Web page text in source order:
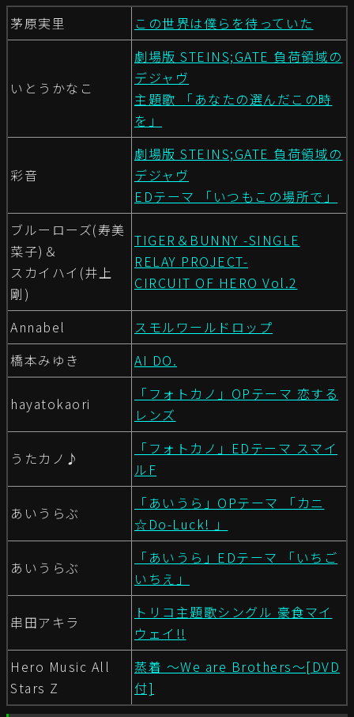
茅原実里 この世界は僕らを待っていた
いとうかなこ
劇場版 STEINS;GATE 負荷領域の
デジャヴ
主題歌 「あなたの選んだこの時
を」
彩音
劇場版 STEINS;GATE 負荷領域の
デジャヴ
EDテーマ 「いつもこの場所で」
ブルーローズ(寿美
菜子)＆
スカイハイ(井上
剛)
TIGER＆BUNNY -SINGLE
RELAY PROJECT-
CIRCUIT OF HERO Vol.2
Annabel
スモルワールドロップ
橋本みゆき
AI DO.
hayatokaori
「フォトカノ」OPテーマ 恋する
レンズ
うたカノ♪
「フォトカノ」EDテーマ スマイ
ルF
あいうらぶ
「あいうら」OPテーマ 「カニ
☆Do-Luck! 」
あいうらぶ
「あいうら」EDテーマ 「いちご
いちえ」
串田アキラ
トリコ主題歌シングル 豪食マイ
ウェイ!!
Hero Music All
Stars Z
蒸着 ～We are Brothers～[DVD
付]